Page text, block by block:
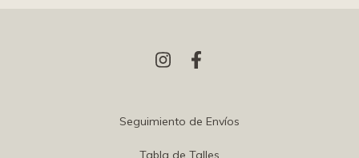
Seguimiento de Envíos
Tabla de Talles